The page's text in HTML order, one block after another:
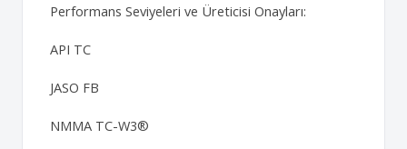
Performans Seviyeleri ve Üreticisi Onayları:
API TC
JASO FB
NMMA TC-W3®